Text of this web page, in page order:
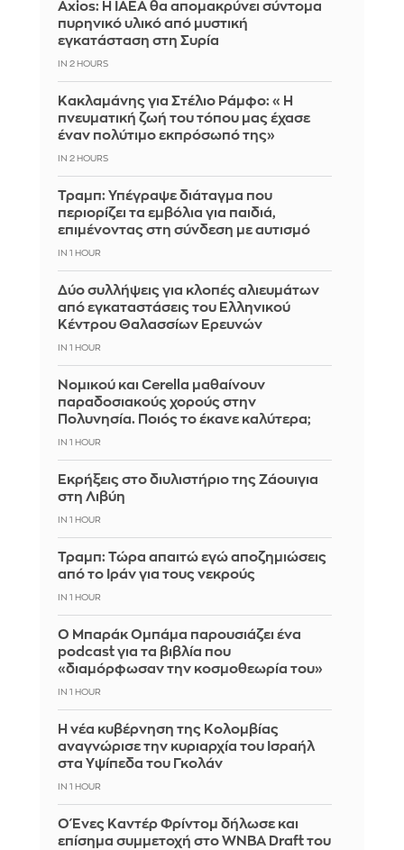
Axios: Η IAEA θα απομακρύνει σύντομα
πυρηνικό υλικό από μυστική
εγκατάσταση στη Συρία
IN 2 HOURS
Κακλαμάνης για Στέλιο Ράμφο: «Η
πνευματική ζωή του τόπου μας έχασε
έναν πολύτιμο εκπρόσωπό της»
IN 2 HOURS
Τραμπ: Υπέγραψε διάταγμα που
περιορίζει τα εμβόλια για παιδιά,
επιμένοντας στη σύνδεση με αυτισμό
IN 1 HOUR
Δύο συλλήψεις για κλοπές αλιευμάτων
από εγκαταστάσεις του Ελληνικού
Κέντρου Θαλασσίων Ερευνών
IN 1 HOUR
Νομικού και Cerella μαθαίνουν
παραδοσιακούς χορούς στην
Πολυνησία. Ποιός το έκανε καλύτερα;
IN 1 HOUR
Εκρήξεις στο διυλιστήριο της Ζάουιγια
στη Λιβύη
IN 1 HOUR
Τραμπ: Τώρα απαιτώ εγώ αποζημιώσεις
από το Ιράν για τους νεκρούς
IN 1 HOUR
Ο Μπαράκ Ομπάμα παρουσιάζει ένα
podcast για τα βιβλία που
«διαμόρφωσαν την κοσμοθεωρία του»
IN 1 HOUR
Η νέα κυβέρνηση της Κολομβίας
αναγνώρισε την κυριαρχία του Ισραήλ
στα Υψίπεδα του Γκολάν
IN 1 HOUR
Ο Ένες Καντέρ Φρίντομ δήλωσε και
επίσημα συμμετοχή στο WNBA Draft του